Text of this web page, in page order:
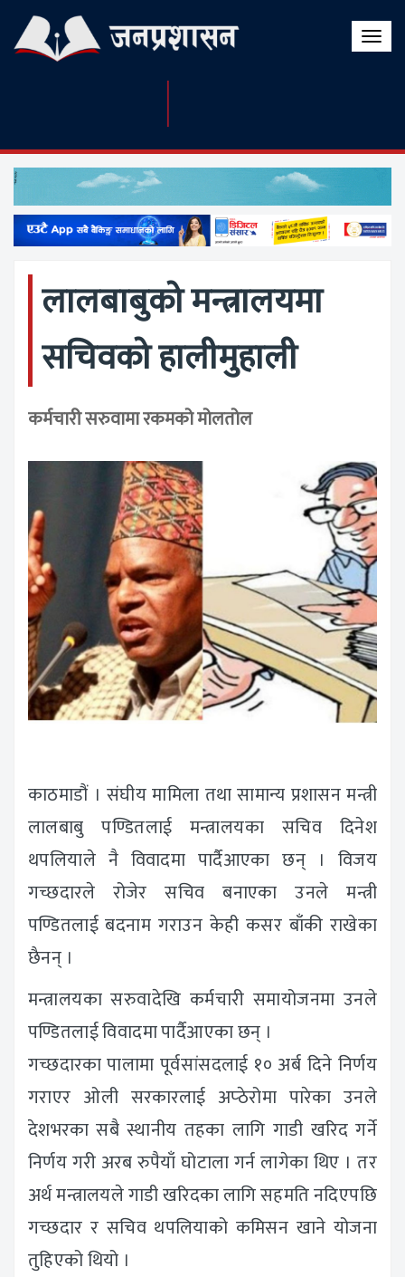
Toggle
लालबाबुको मन्त्रालयमा
सचिवको हालीमुहाली
कर्मचारी सरुवामा रकमको मोलतोल
काठमाडौं । संघीय मामिला तथा सामान्य प्रशासन मन्त्री
लालबाबु पण्डितलाई मन्त्रालयका सचिव दिनेश
थपलियाले नै विवादमा पार्दैआएका छन् । विजय
गच्छदारले रोजेर सचिव बनाएका उनले मन्त्री
पण्डितलाई बदनाम गराउन केही कसर बाँकी राखेका
छैनन् ।
मन्त्रालयका सरुवादेखि कर्मचारी समायोजनमा उनले
पण्डितलाई विवादमा पार्दैआएका छन् ।
गच्छदारका पालामा पूर्वसांसदलाई १० अर्ब दिने निर्णय
गराएर ओली सरकारलाई अप्ठेरोमा पारेका उनले
देशभरका सबै स्थानीय तहका लागि गाडी खरिद गर्ने
निर्णय गरी अरब रुपैयाँ घोटाला गर्न लागेका थिए । तर
अर्थ मन्त्रालयले गाडी खरिदका लागि सहमति नदिएपछि
गच्छदार र सचिव थपलियाको कमिसन खाने योजना
तुहिएको थियो ।